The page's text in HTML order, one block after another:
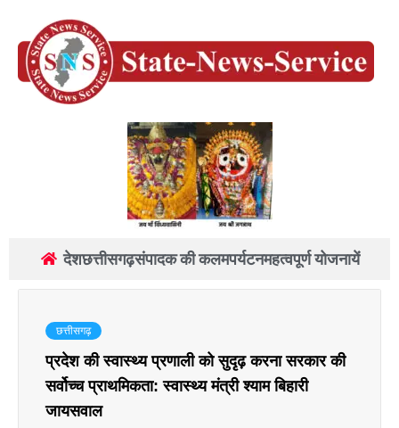
देशछत्तीसगढ़संपादक की कलमपर्यटनमहत्वपूर्ण योजनायें
छत्तीसगढ़
प्रदेश की स्वास्थ्य प्रणाली को सुदृढ़ करना सरकार की
सर्वोच्च प्राथमिकता: स्वास्थ्य मंत्री श्याम बिहारी
जायसवाल